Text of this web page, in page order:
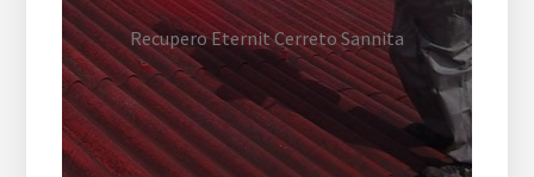
Recupero Eternit Cerreto Sannita